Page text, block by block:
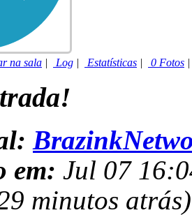
na sala | Log | Estatísticas | 0 Fotos
em: Jul 07
minutos atrás)